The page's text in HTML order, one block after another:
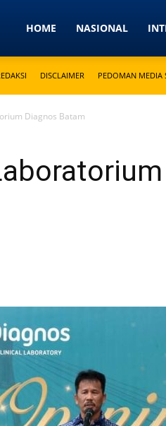
Detikkeprinews.com
HOME NASIONAL
DISCLAIMER PEDOMAN MEDIA
Diagnos Batam